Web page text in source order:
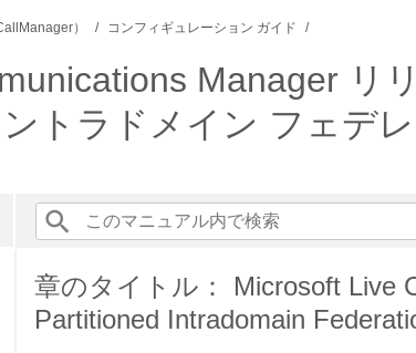
） コンフィギュレーション ガイド
Manager リ
トラドメイン フェデ
章のタイトル： Microsoft Live
Partitioned Intradomain